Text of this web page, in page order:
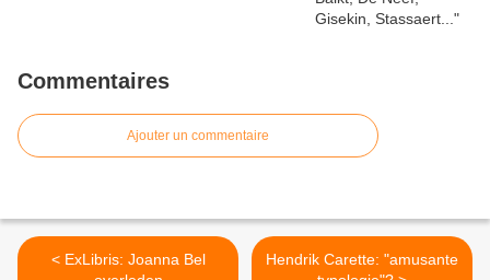
Commentaires
Ajouter un commentaire
< ExLibris: Joanna Bel
Hendrik Carette: "amusante